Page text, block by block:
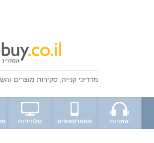
מדריכי קנייה סקירות מוצרים ו
אוזניות סמארטפונים טלוויזיות